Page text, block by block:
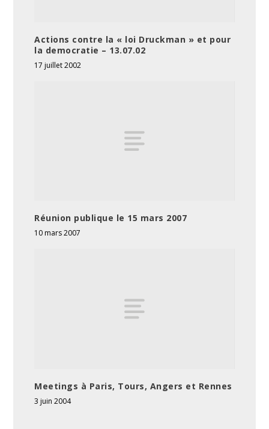
Actions contre la « loi Druckman » et pour
la democratie – 13.07.02
17 juillet 2002
Réunion publique le 15 mars 2007
10 mars 2007
Meetings à Paris, Tours, Angers et Rennes
3 juin 2004